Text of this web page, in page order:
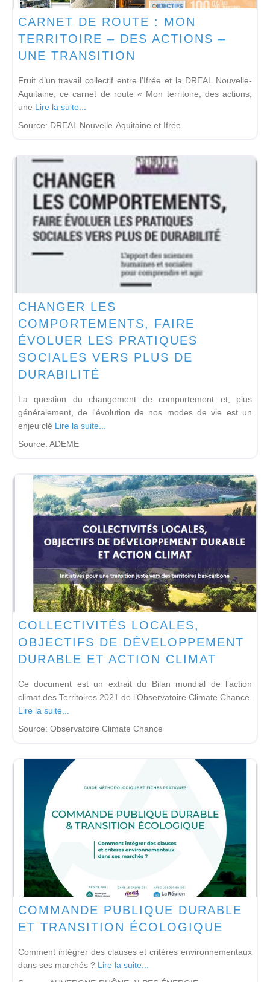
CARNET DE ROUTE : MON
TERRITOIRE – DES ACTIONS –
UNE TRANSITION
Fruit d’un travail collectif entre l’Ifrée et la DREAL Nouvelle-
Aquitaine, ce carnet de route « Mon territoire, des actions,
une Lire la suite...
Source: DREAL Nouvelle-Aquitaine et Ifrée
CHANGER LES
COMPORTEMENTS, FAIRE
ÉVOLUER LES PRATIQUES
SOCIALES VERS PLUS DE
DURABILITÉ
La question du changement de comportement et, plus
généralement, de l'évolution de nos modes de vie est un
enjeu clé Lire la suite...
Source: ADEME
COLLECTIVITÉS LOCALES,
OBJECTIFS DE DÉVELOPPEMENT
DURABLE ET ACTION CLIMAT
Ce document est un extrait du Bilan mondial de l’action
climat des Territoires 2021 de l’Observatoire Climate Chance.
Lire la suite...
Source: Observatoire Climate Chance
COMMANDE PUBLIQUE DURABLE
ET TRANSITION ÉCOLOGIQUE
Comment intégrer des clauses et critères environnementaux
dans ses marchés ? Lire la suite...